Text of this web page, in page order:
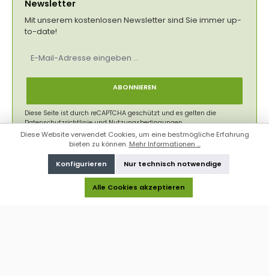
Newsletter
Mit unserem kostenlosen Newsletter sind Sie immer up-
to-date!
Mail-
ABONNIEREN
Diese Seite ist durch reCAPTCHA geschützt und es gelten die
DatenschutzrichtlinieundNutzungsbedingungen.
Datenschutz
Ich habe dieDatenschutzbestimmungen
genommen und dieAGB
gelesen und bin mit ihnen
einverstanden.*
Diese Website verwendet Cookies, um eine bestmögliche Erfahrung
bieten zu können. Mehr Informationen ...
Nur technisch notwendige
Konfigurieren
Alle Cookies akzeptieren